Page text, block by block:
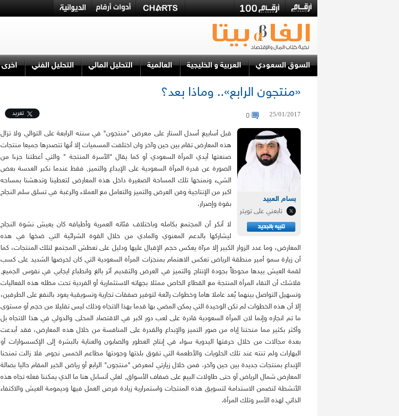
السوق السعودي العربية و الخليجية العالمية التحليل المالي التحليل الفني اخرى
«منتجون الرابع».. وماذا بعد؟
25/01/2017
0 تغريد
بسام العبيد
تابعني على تويتر
قبل أسابيع أسدل الستار على معرض "منتجون" في سنته الرابعة على التوالي ولا تزال
هذه المعارض تقام بين حين وآخر وان اختلفت المسميات إلا أنها تتصدرها جميعا منتجات
صنعتها أيدي المرأة السعودي أو كما يقال "الأسرة المنتجة " والتي أعطتنا جزءا من
الصورة عن قدرة المرأة السعودية على الإبداع والتميز, فقط عندما نكبر العدسة بعض
الشيء ونمنحها تلك المساحة الصغيرة داخل هذه المعارض لتعطينا وتدهشنا بمساحه
اكبر من الإنتاجية وفن العرض والتميز والتعامل مع العملاء والرغبة في تسلق سلم النجاح
بقوة وإصرار.
لا أنكر أن المجتمع بكامله وباختلاف فئاته العمرية وأطيافه كان يعيش نشوة النجاح
ليشاركها بالدعم المعنوي والمادي من خلال القوة الشرائية التي ضخها في هذه
المعارض، وما عدد الزوار الكبير إلا مرآة يعكس حجم الإقبال عليها ودليل على تعطش المجتمع لتلك المنتجات، كما
أن زيارة سمو أمير منطقة الرياض تعكس الاهتمام بمنجزات المرأة السعودية التي كان لحرصها الشديد على كسب
لقمة العيش بيدها محوطاً بجودة الإنتاج والتميز في العرض والتقديم أثر بالغ وانطباع ايجابي في نفوس الجميع,
فلاشك أن التقاء المرأة المنتجة مع القطاع الخاص ممثلا بجهاته الاستثمارية أو الفردية تحت مظله هذه الفعاليات
وتسهيل التواصل بينهما يُعد عاملا هاما وخطوات رائعة لتوفير صفقات تجارية وتسويقية يعود بالنفع على الطرفين،
إلا أن هذه الخطوات لم تكن الوحيدة التي يمكن المضي بها قدما بهذا الاتجاه وذلك ليس تقليلا من حجم أو مستوى
ما تم انجازه وإنما لان المرأة السعودية قادرة على لعب دور اكبر في الاقتصاد المحلى والدولي في هذا الاتجاه بل
وأكثر بكثير مما منحتنا إياه من صور التميز والإبداع والقدرة على المنافسة من خلال هذه المعارض، فقد أبدعت
بعدة مجالات من خلال حرفتها اليدوية سواء في إنتاج العطور والصابون والعناية بالبشرة إلى الإكسسوارات أو
البهارات ولم تنته عند تلك الحلويات والأطعمة التي تفوق بلذتها وجودتها مطاعم الخمس نجوم, فلا زالت تمنحنا
الإبداع بمنتجات جديدة بين حين وآخر. فمن خلال زيارتي لمعرض "منتجون" الرابع أو رياض الخير المقام حاليا بصالة
المعارض شمال الرياض أو حتى طاولات البيع على ضفاف الأسواق, لعلي أتساءل هنا ما الذي يمكننا فعله تجاه هذه
الأنشطة لنضمن الاستدامة لتسويق هذه المنتجات واستمرارية زيادة فرص العمل فيها وديمومة العيش والاكتفاء
الذاتي لهذه الأسر وتلك المرأة.